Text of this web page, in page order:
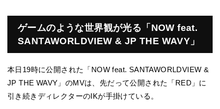
ゲームのような世界観が光る「NOW feat.
SANTAWORLDVIEW & JP THE WAVY」
本日19時に公開された「NOW feat. SANTAWORLDVIEW &
JP THE WAVY」のMVは、先だって公開された「RED」に
引き続きディレクターのIKが手掛けている。